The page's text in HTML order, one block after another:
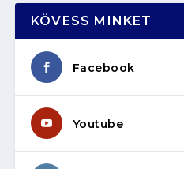
KÖVESS MINKET
Facebook
Youtube